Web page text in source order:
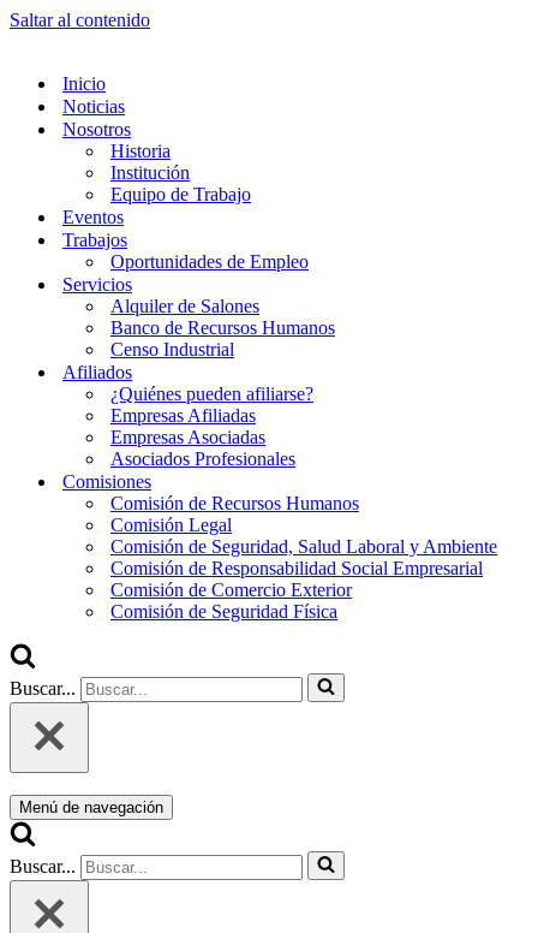
Saltar al contenido
Inicio
Noticias
Nosotros
Historia
Institución
Equipo de Trabajo
Eventos
Trabajos
Oportunidades de Empleo
Servicios
Alquiler de Salones
Banco de Recursos Humanos
Censo Industrial
Afiliados
¿Quiénes pueden afiliarse?
Empresas Afiliadas
Empresas Asociadas
Asociados Profesionales
Comisiones
Comisión de Recursos Humanos
Comisión Legal
Comisión de Seguridad, Salud Laboral y Ambiente
Comisión de Responsabilidad Social Empresarial
Comisión de Comercio Exterior
Comisión de Seguridad Física
Buscar...
Menú de navegación
Buscar...